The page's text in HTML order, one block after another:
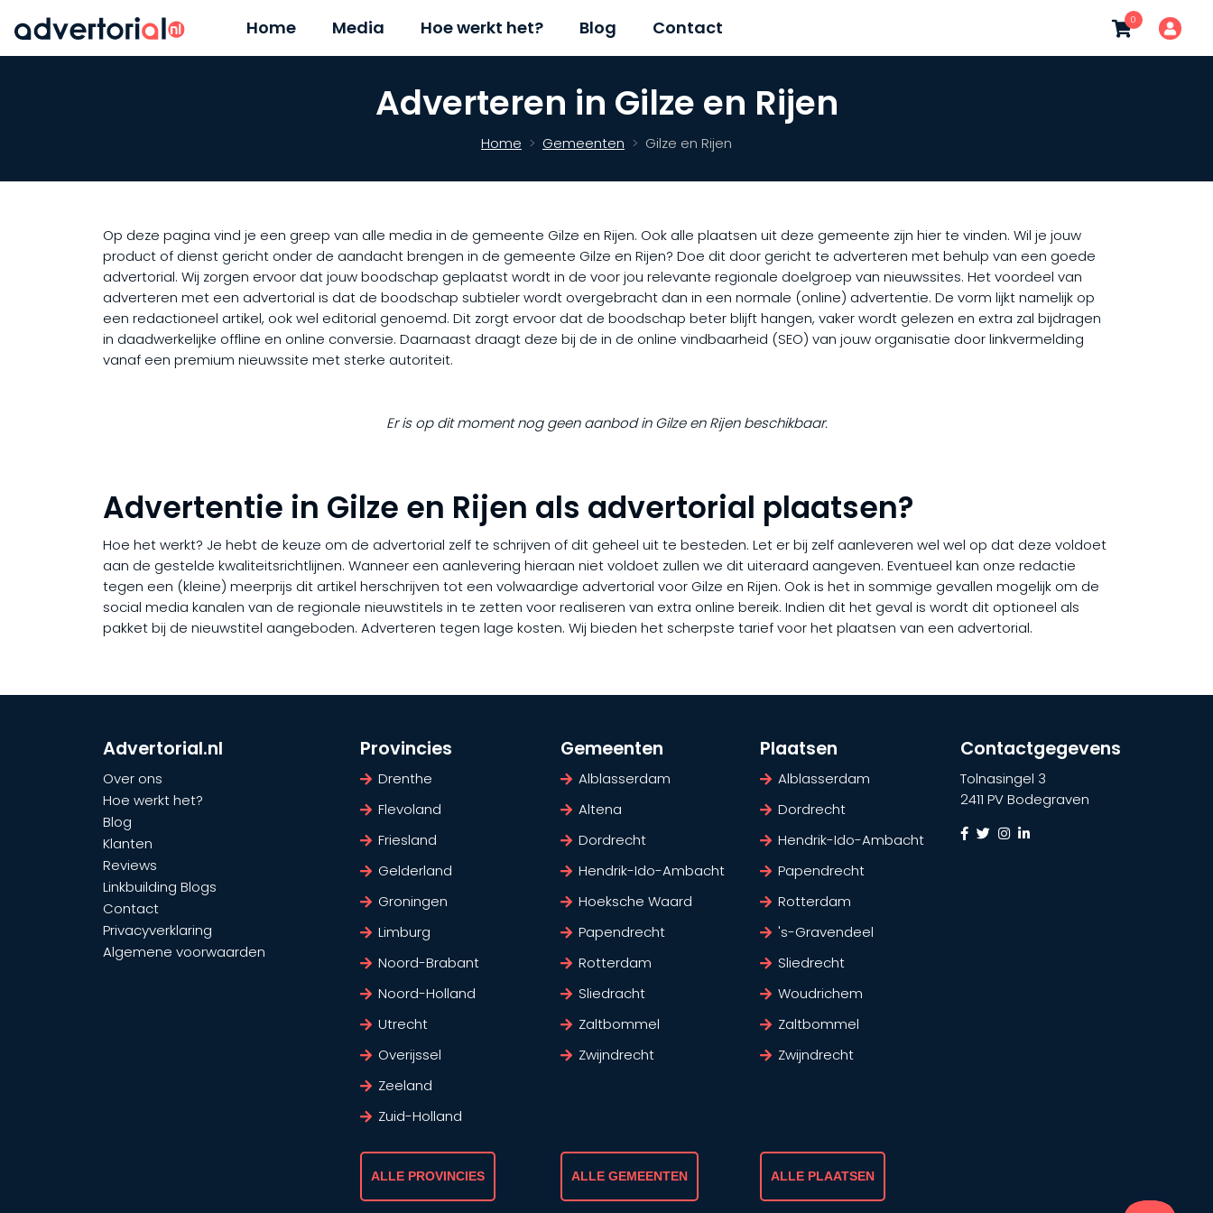
Home Media Hoe werkt het? Blog Contact 0
Adverteren in Gilze en Rijen
Home Gemeenten Gilze en Rijen
Op deze pagina vind je een greep van alle media in de gemeente Gilze en Rijen. Ook alle plaatsen uit deze gemeente zijn hier te vinden. Wil je jouw
product of dienst gericht onder de aandacht brengen in de gemeente Gilze en Rijen? Doe dit door gericht te adverteren met behulp van een goede
advertorial. Wij zorgen ervoor dat jouw boodschap geplaatst wordt in de voor jou relevante regionale doelgroep van nieuwssites. Het voordeel van
adverteren met een advertorial is dat de boodschap subtieler wordt overgebracht dan in een normale (online) advertentie. De vorm lijkt namelijk op
een redactioneel artikel, ook wel editorial genoemd. Dit zorgt ervoor dat de boodschap beter blijft hangen, vaker wordt gelezen en extra zal bijdragen
in daadwerkelijke offline en online conversie. Daarnaast draagt deze bij de in de online vindbaarheid (SEO) van jouw organisatie door linkvermelding
vanaf een premium nieuwssite met sterke autoriteit.​
Er is op dit moment nog geen aanbod in Gilze en Rijen beschikbaar.
Advertentie in Gilze en Rijen als advertorial plaatsen?
Hoe het werkt? Je hebt de keuze om de advertorial zelf te schrijven of dit geheel uit te besteden. Let er bij zelf aanleveren wel wel op dat deze voldoet
aan de gestelde kwaliteitsrichtlijnen. Wanneer een aanlevering hieraan niet voldoet zullen we dit uiteraard aangeven. Eventueel kan onze redactie
tegen een (kleine) meerprijs dit artikel herschrijven tot een volwaardige advertorial voor Gilze en Rijen. Ook is het in sommige gevallen mogelijk om de
social media kanalen van de regionale nieuwstitels in te zetten voor realiseren van extra online bereik. Indien dit het geval is wordt dit optioneel als
pakket bij de nieuwstitel aangeboden. Adverteren tegen lage kosten. Wij bieden het scherpste tarief voor het plaatsen van een advertorial.
Advertorial.nl
Over ons
Hoe werkt het?
Blog
Klanten
Reviews
Linkbuilding Blogs
Contact
Privacyverklaring
Algemene voorwaarden
Provincies
Drenthe
Flevoland
Friesland
Gelderland
Groningen
Limburg
Noord-Brabant
Noord-Holland
Utrecht
Overijssel
Zeeland
Zuid-Holland
ALLE PROVINCIES
Gemeenten
Alblasserdam
Altena
Dordrecht
Hendrik-Ido-Ambacht
Hoeksche Waard
Papendrecht
Rotterdam
Sliedracht
Zaltbommel
Zwijndrecht
ALLE GEMEENTEN
Plaatsen
Alblasserdam
Dordrecht
Hendrik-Ido-Ambacht
Papendrecht
Rotterdam
's-Gravendeel
Sliedrecht
Woudrichem
Zaltbommel
Zwijndrecht
ALLE PLAATSEN
Contactgegevens
Tolnasingel 3
2411 PV Bodegraven